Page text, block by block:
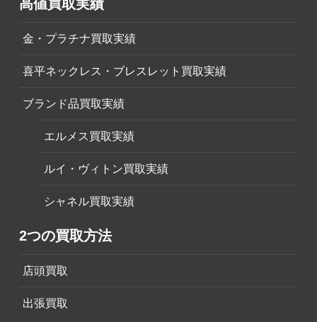
高値買取実績
金・プラチナ買取実績
喜平ネックレス・ブレスレット買取実績
ブランド品買取実績
エルメス買取実績
ルイ・ヴィトン買取実績
シャネル買取実績
2つの買取方法
店頭買取
出張買取